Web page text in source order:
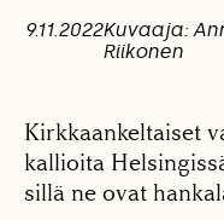
9.11.2022Kuvaaja:
Riikonen
Kirkkaankeltaiset
kallioita
sillä ne ovat